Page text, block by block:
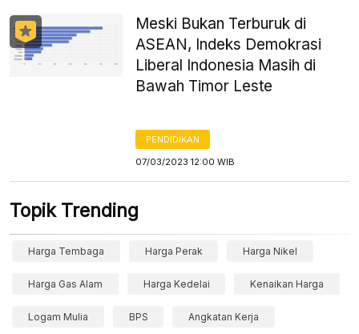
Meski Bukan Terburuk di
ASEAN, Indeks Demokrasi
Liberal Indonesia Masih di
Bawah Timor Leste
PENDIDIKAN
07/03/2023 12:00 WIB
Topik Trending
Harga Tembaga Harga Perak Harga Nikel
Harga Gas Alam Harga Kedelai Kenaikan Harga
Logam Mulia BPS Angkatan Kerja